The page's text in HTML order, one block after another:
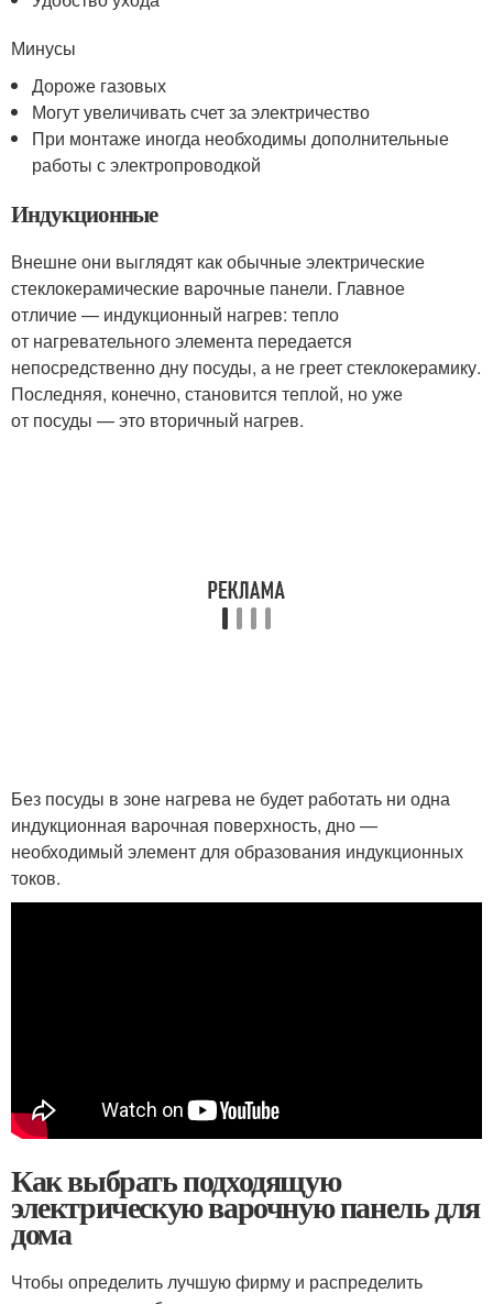
Минусы
Дороже газовых
Могут увеличивать счет за электричество
При монтаже иногда необходимы дополнительные
работы с электропроводкой
Индукционные
Внешне они выглядят как обычные электрические
стеклокерамические варочные панели. Главное
отличие — индукционный нагрев: тепло
от нагревательного элемента передается
непосредственно дну посуды, а не греет стеклокерамику.
Последняя, конечно, становится теплой, но уже
от посуды — это вторичный нагрев.
Без посуды в зоне нагрева не будет работать ни одна
индукционная варочная поверхность, дно —
необходимый элемент для образования индукционных
токов.
Как выбрать подходящую
электрическую варочную панель для
дома
Чтобы определить лучшую фирму и распределить